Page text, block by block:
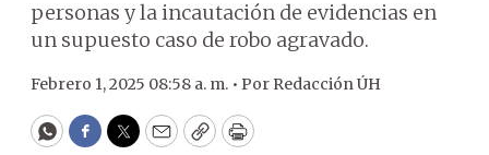
personas y la incautación de evidencias en
un supuesto caso de robo agravado.
Febrero 1, 2025 08:58 a. m. • Por Redacción ÚH
WhatsApp
Facebook
Twitter
EmailCopyPrint